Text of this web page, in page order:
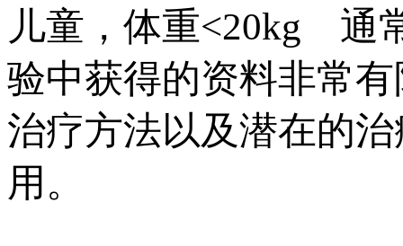
儿童，体重<20kg 通
验中获得的资料非常
治疗方法以及潜在的
用。